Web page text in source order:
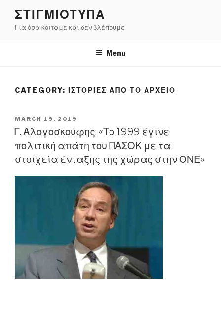
content
ΣΤΙΓΜΙΟΤΥΠΑ
Για όσα κοιτάμε και δεν βλέπουμε
Menu
CATEGORY: ΙΣΤΟΡΙΕΣ ΑΠΟ ΤΟ ΑΡΧΕΙΟ
POSTED
ON
MARCH 19, 2019
Γ. Αλογοσκούφης: «Το 1999 έγινε
πολιτική απάτη του ΠΑΣΟΚ με τα
στοιχεία ένταξης της χώρας στην ΟΝΕ»